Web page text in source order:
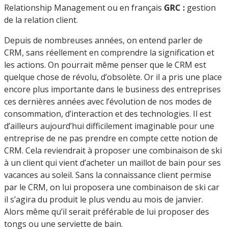
Relationship Management ou en français GRC : gestion
de la relation client.
Depuis de nombreuses années, on entend parler de
CRM, sans réellement en comprendre la signification et
les actions. On pourrait même penser que le CRM est
quelque chose de révolu, d’obsolète. Or il a pris une place
encore plus importante dans le business des entreprises
ces dernières années avec l’évolution de nos modes de
consommation, d’interaction et des technologies. Il est
d’ailleurs aujourd’hui difficilement imaginable pour une
entreprise de ne pas prendre en compte cette notion de
CRM. Cela reviendrait à proposer une combinaison de ski
à un client qui vient d’acheter un maillot de bain pour ses
vacances au soleil. Sans la connaissance client permise
par le CRM, on lui proposera une combinaison de ski car
il s’agira du produit le plus vendu au mois de janvier.
Alors même qu’il serait préférable de lui proposer des
tongs ou une serviette de bain.